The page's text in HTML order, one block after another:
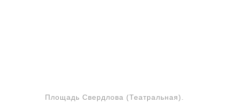
Площадь Свердлова (Театральная).